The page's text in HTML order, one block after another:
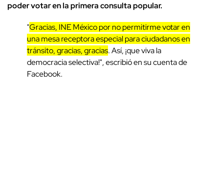
poder votar en la primera consulta popular.
"Gracias, INE México por no permitirme votar en
una mesa receptora especial para ciudadanos en
tránsito, gracias, gracias. Así, ¡que viva la
democracia selectiva!", escribió en su cuenta de
Facebook.